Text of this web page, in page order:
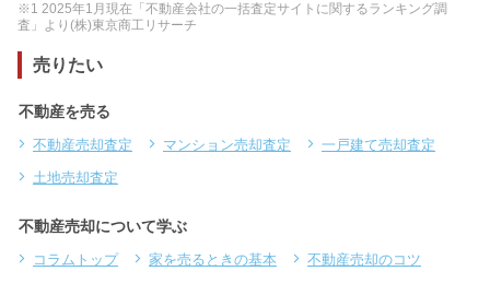
※1 2025年1月現在「不動産会社の一括査定サイトに関するランキング調
査」より(株)東京商工リサーチ
売りたい
不動産を売る
不動産売却査定 マンション売却査定
一戸建て売却査定
土地売却査定
不動産売却について学ぶ
コラムトップ 家を売るときの基本
不動産売却のコツ